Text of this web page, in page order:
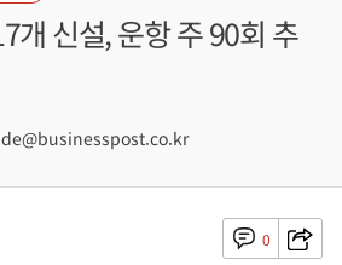
개 신설, 운항 주 90회 추
0